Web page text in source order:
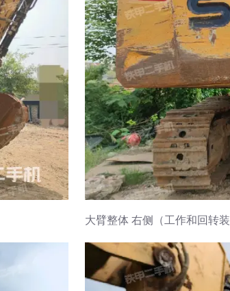
大臂整体 右侧（工作和回转